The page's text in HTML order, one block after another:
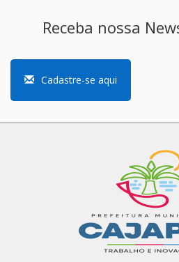
Receba nossa
Cadastre-se aqui